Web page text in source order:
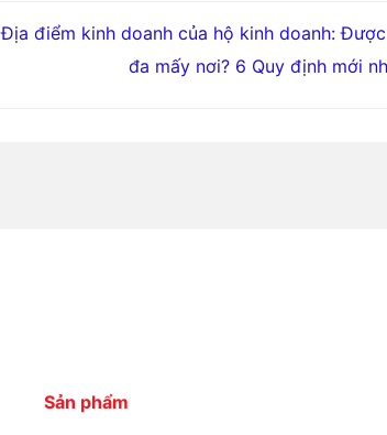
Địa điểm kinh doanh của hộ kinh doanh:
đa mấy nơi? 6 Quy định mới
Sản phẩm